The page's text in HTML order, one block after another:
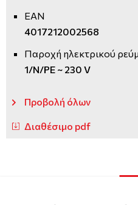
EAN
4017212002568
Παροχή ηλεκτρικού
1/N/PE ~ 230 V
Προβολή όλων
Διαθέσιμο pdf